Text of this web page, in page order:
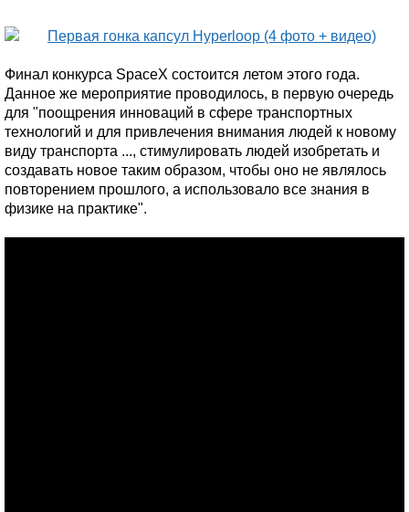
Финал конкурса SpaceX состоится летом этого года.
Данное же мероприятие проводилось, в первую очередь
для "поощрения инноваций в сфере транспортных
технологий и для привлечения внимания людей к новому
виду транспорта ..., стимулировать людей изобретать и
создавать новое таким образом, чтобы оно не являлось
повторением прошлого, а использовало все знания в
физике на практике".